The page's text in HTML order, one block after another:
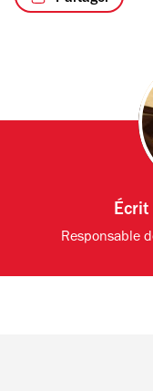
Écrit
Responsable